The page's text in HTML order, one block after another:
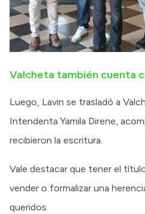
Valcheta también cuenta
Luego, Lavin se trasladó a
Intendenta Yamila Direne,
recibieron la escritura.
Vale destacar que tener el
vender o formalizar una
queridos.